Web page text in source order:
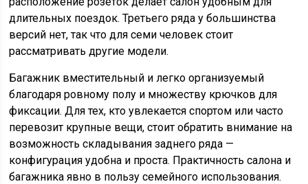
длительных поездок. Третьего ряда у большинства
версий нет, так что для семи человек стоит
рассматривать другие модели.
Багажник вместительный и легко организуемый
благодаря ровному полу и множеству крючков для
фиксации. Для тех, кто увлекается спортом или часто
перевозит крупные вещи, стоит обратить внимание на
возможность складывания заднего ряда —
конфигурация удобна и проста. Практичность салона и
багажника явно в пользу семейного использования.